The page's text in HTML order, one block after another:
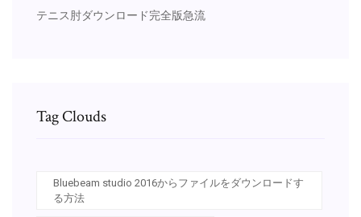
テニス肘ダウンロード完全版急流
Tag Clouds
Bluebeam studio 2016からファイルをダウンロードす
る方法